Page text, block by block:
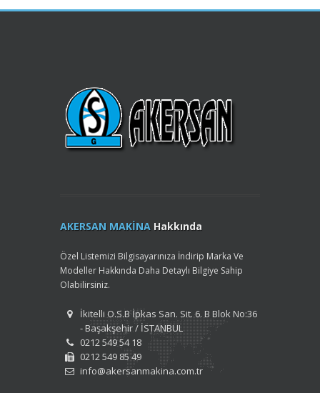
AKERSAN MAKİNA Hakkında
Özel Listemizi Bilgisayarınıza İndirip Marka Ve
Modeller Hakkında Daha Detaylı Bilgiye Sahip
Olabilirsiniz.
İkitelli O.S.B İpkas San. Sit. 6. B Blok No:36
- Başakşehir / İSTANBUL
0212 549 54 18
0212 549 85 49
info@akersanmakina.com.tr